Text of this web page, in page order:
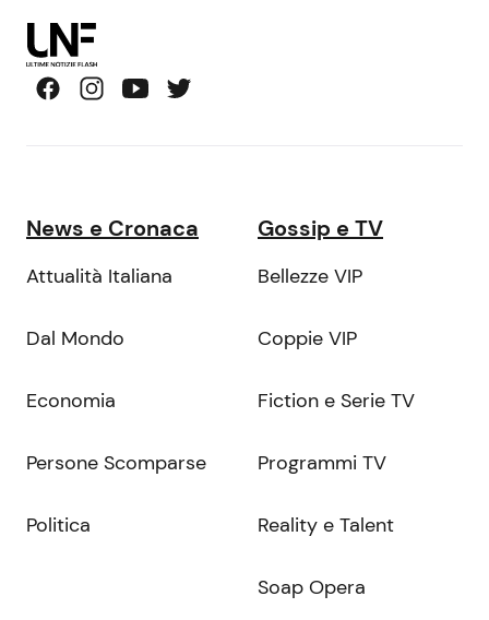
News e Cronaca
Attualità Italiana
Dal Mondo
Economia
Persone Scomparse
Politica
Gossip e TV
Bellezze VIP
Coppie VIP
Fiction e Serie TV
Programmi TV
Reality e Talent
Soap Opera